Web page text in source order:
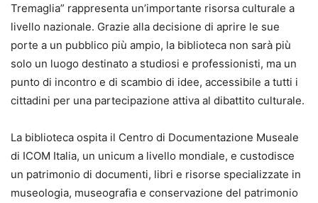
Tremaglia” rappresenta un’importante risorsa culturale a
livello nazionale. Grazie alla decisione di aprire le sue
porte a un pubblico più ampio, la biblioteca non sarà più
solo un luogo destinato a studiosi e professionisti, ma un
punto di incontro e di scambio di idee, accessibile a tutti i
cittadini per una partecipazione attiva al dibattito culturale.
La biblioteca ospita il Centro di Documentazione Museale
di ICOM Italia, un unicum a livello mondiale, e custodisce
un patrimonio di documenti, libri e risorse specializzate in
museologia, museografia e conservazione del patrimonio